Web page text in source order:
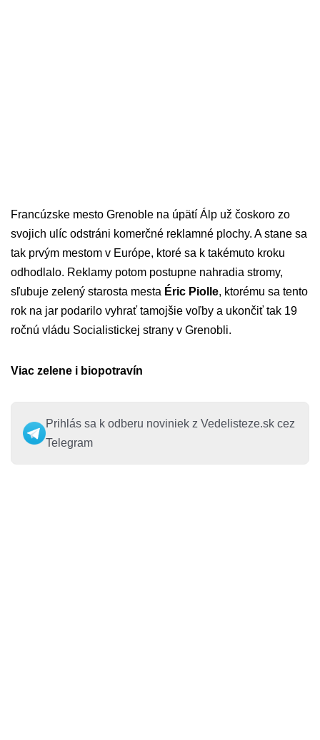
Francúzske mesto Grenoble na úpätí Álp už čoskoro zo
svojich ulíc odstráni komerčné reklamné plochy. A stane sa
tak prvým mestom v Európe, ktoré sa k takémuto kroku
odhodlalo. Reklamy potom postupne nahradia stromy,
sľubuje zelený starosta mesta Éric Piolle, ktorému sa tento
rok na jar podarilo vyhrať tamojšie voľby a ukončiť tak 19
ročnú vládu Socialistickej strany v Grenobli.
Viac zelene i biopotravín
Prihlás sa k odberu noviniek z Vedelisteze.sk cez
Telegram